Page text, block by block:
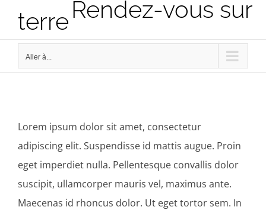
Rendez-vous sur
terre
Aller à...
Lorem ipsum dolor sit amet, consectetur
adipiscing elit. Suspendisse id mattis augue. Proin
eget imperdiet nulla. Pellentesque convallis dolor
suscipit, ullamcorper mauris vel, maximus ante.
Maecenas id rhoncus dolor. Ut eget tortor sem. In